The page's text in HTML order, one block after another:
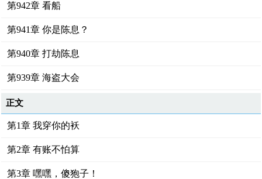
第942章 看船
第941章 你是陈息？
第940章 打劫陈息
第939章 海盗大会
正文
第1章 我穿你的袄
第2章 有账不怕算
第3章 嘿嘿，傻狍子！